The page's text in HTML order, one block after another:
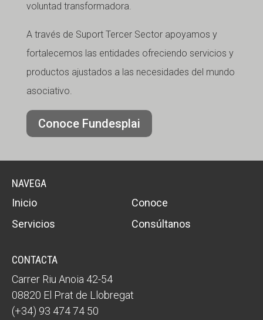
voluntad transformadora.
A través de Suport Tercer Sector apoyamos y
fortalecemos las entidades ofreciendo servicios y
productos ajustados a las necesidades del mundo
asociativo.
Conoce Fundesplai
NAVEGA
Inicio
Conoce
Servicios
Consúltanos
CONTACTA
Carrer Riu Anoia 42-54
08820 El Prat de Llobregat
(+34) 93 474 74 50